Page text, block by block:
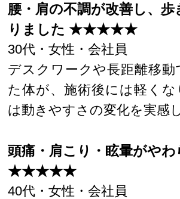
腰・肩の不調が改善し、
りました ★★★★★
30代・女性・会社員
デスクワークや長距離移動
た体が、施術後には軽くな
は動きやすさの変化を実感
頭痛・肩こり・眩暈がや
★★★★★
40代・女性・会社員